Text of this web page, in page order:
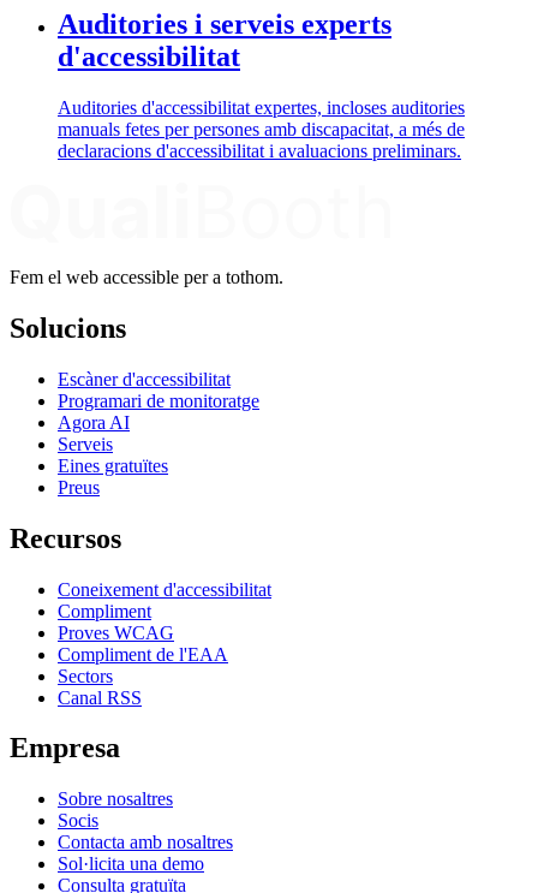
Auditories i serveis experts
d'accessibilitat
Auditories d'accessibilitat expertes, incloses auditories
manuals fetes per persones amb discapacitat, a més de
declaracions d'accessibilitat i avaluacions preliminars.
Fem el web accessible per a tothom.
Solucions
Escàner d'accessibilitat
Programari de monitoratge
Agora AI
Serveis
Eines gratuïtes
Preus
Recursos
Coneixement d'accessibilitat
Compliment
Proves WCAG
Compliment de l'EAA
Sectors
Canal RSS
Empresa
Sobre nosaltres
Socis
Contacta amb nosaltres
Sol·licita una demo
Consulta gratuïta